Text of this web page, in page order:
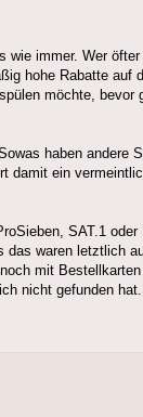
wie immer. Wer öfter
hohe Rabatte auf
möchte, bevor
haben andere
damit ein
SAT.1 oder
das waren letztlich
mit Bestellkarten
nicht gefunden hat.